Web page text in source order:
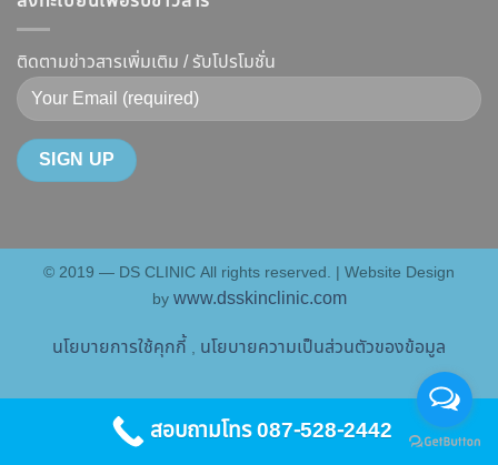
ดี
วิธี
นาน
ที่สุด
ผลลัพธ์
ต่าง
สมบูรณ์
สำหรับ
คน
อยาก
แบบ
ปลอดภัย
ติดตามข่าวสารเพิ่มเติม / รับโปรโมชั่น
© 2019 — DS CLINIC All rights reserved. | Website Design
bywww.dsskinclinic.com
นโยบายการใช้คุกกี้ , นโยบายความเป็นส่วนตัวของข้อมูล
สอบถามโทร 087-528-2442